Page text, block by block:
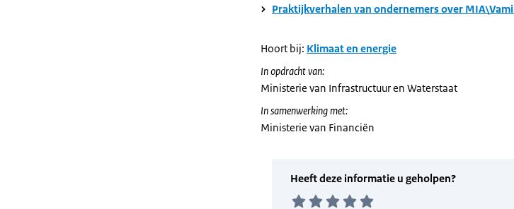
Praktijkverhalen van ondernemers over MIA\Vamil
Hoort bij: Klimaat en energie
In opdracht van:
Ministerie van Infrastructuur en Waterstaat
In samenwerking met:
Ministerie van Financiën